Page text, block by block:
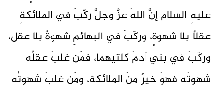
عليهِ السلام إنَّ اللهَ عزَّ وجلَّ ركّبَ في الملائكةِ
عقلاً بلا شهوةٍ، وركّبَ في البهائمِ شهوةً بلا عقل،
وركّبَ في بني آدمَ كلتيهما، فمَن غلبَ عقلُه
شهوتَه فهوَ خيرٌ منَ الملائكة، ومَن غلبَ شهوتُه